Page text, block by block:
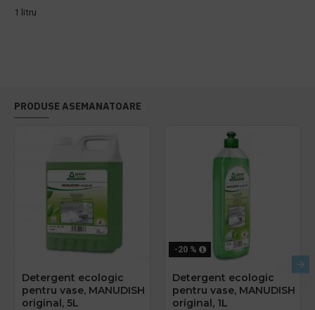
1 litru
PRODUSE ASEMANATOARE
Detergent ecologic
pentru vase, MANUDISH
original, 5L
-20 %
Detergent ecologic
pentru vase, MANUDISH
original, 1L